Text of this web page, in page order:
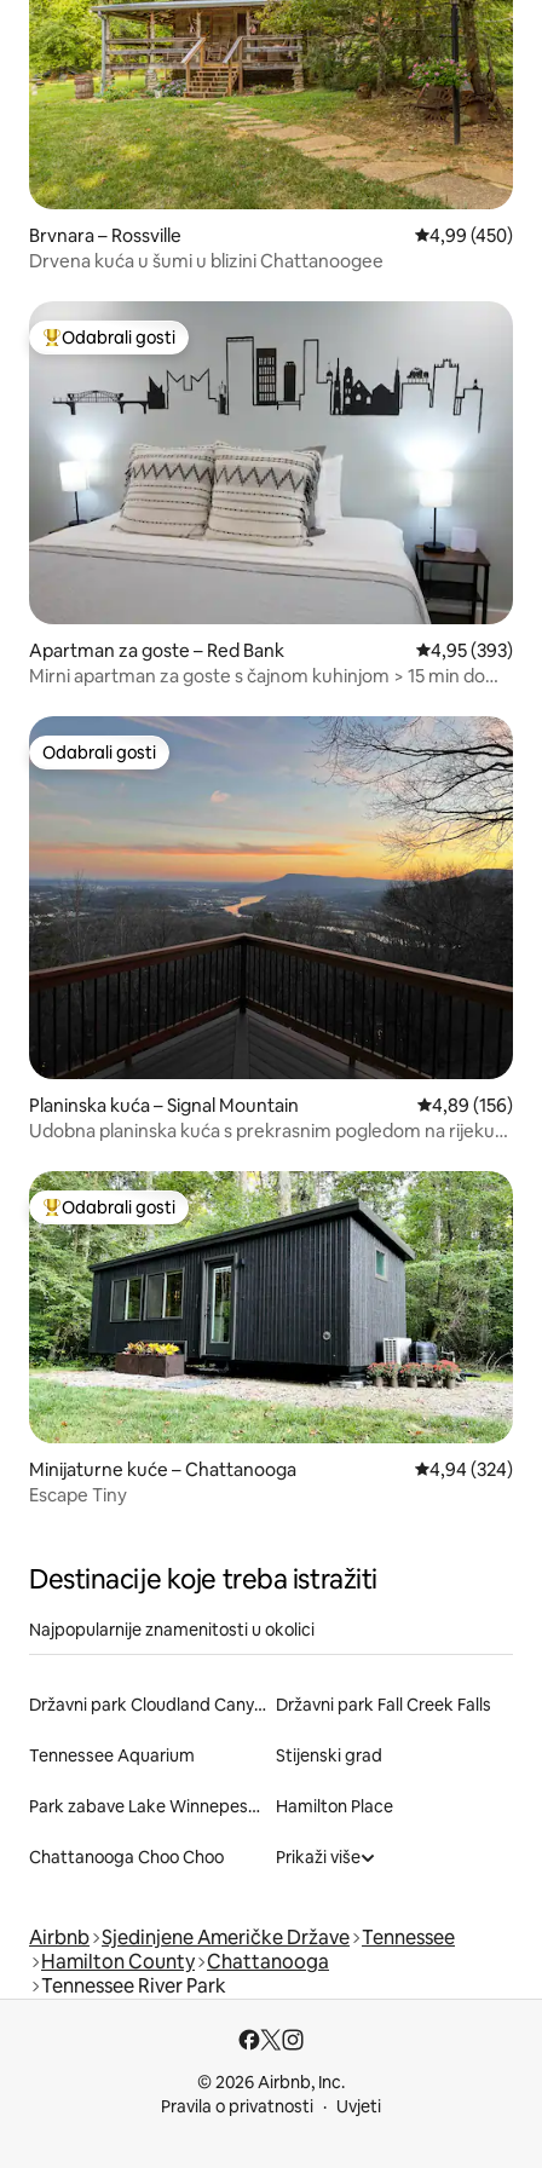
Brvnara – Rossville Prosječna
4,99 (450)
Drvena kuća u šumi u blizini Chattanoogee
Među najviše rangiranima s oznakom „Odabrali gosti”
Odabrali gosti
Apartman za goste – Red Bank Prosječna
4,95 (393)
Mirni apartman za goste s čajnom kuhinjom > 15 min do
Odabrali gosti
Odabrali gosti
Planinska kuća – Signal Mountain Prosječna
4,89 (156)
Udobna planinska kuća s prekrasnim pogledom na rijeku
Među najviše rangiranima s oznakom „Odabrali gosti”
Odabrali gosti
Minijaturne kuće – Chattanooga Prosječna
4,94 (324)
Escape Tiny
Destinacije koje treba istražiti
Najpopularnije znamenitosti u okolici
Državni park Cloudland Canyon Državni park Fall Creek Falls
Tennessee Aquarium Stijenski grad
Park zabave Lake Winnepesaukah Hamilton Place
Chattanooga Choo Choo Prikaži više
Airbnb Sjedinjene Američke Države Tennessee
Hamilton County Chattanooga
Tennessee River Park
© 2026 Airbnb, Inc.
Pravila o privatnosti
Uvjeti